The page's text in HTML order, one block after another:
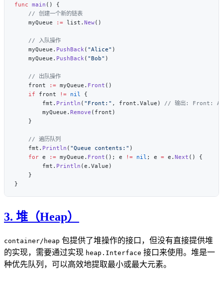
func main
    myQueue
:= list. New
    myQueue.
PushBack ( "Alice"
    myQueue.
PushBack ( "Bob"
    front
:= myQueue. Front
    if
front != nil
        fmt.
Println ( "Front:" , front.Value)
        myQueue.
Remove
    fmt.
Println ( "Queue contents:"
    for
e := myQueue. Front (); e != nil ; e = e. Next
        fmt.
Println
3. 堆（Heap）
container/heap 包提供了堆操作的接口，但没有直接提供堆
的实现，需要通过实现 heap.Interface 接口来使用。堆是一
种优先队列，可以高效地提取最小或最大元素。